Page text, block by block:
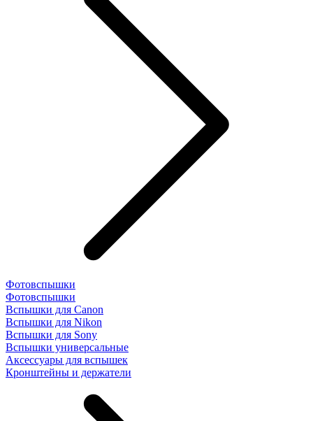
Фотовспышки
Фотовспышки
Вспышки для Canon
Вспышки для Nikon
Вспышки для Sony
Вспышки универсальные
Аксесcуары для вспышек
Кронштейны и держатели